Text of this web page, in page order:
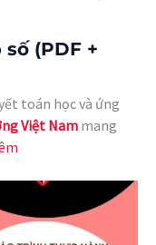
(PDF +
toán học và ứng
Việt Nam mang